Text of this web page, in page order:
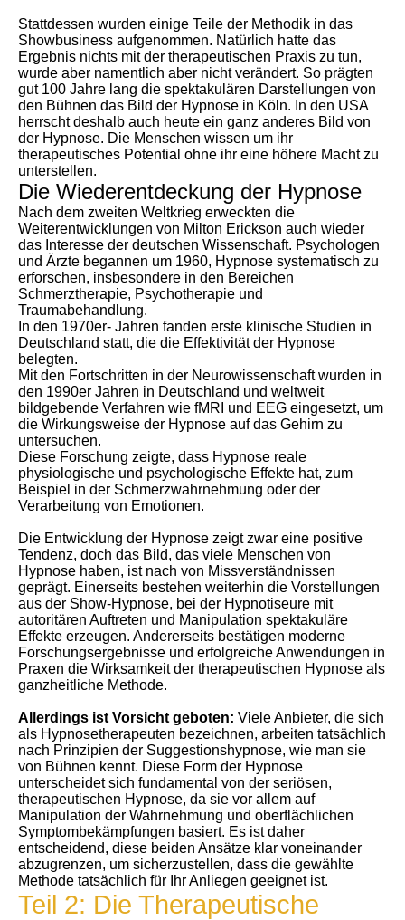
Stattdessen wurden einige Teile der Methodik in das
Showbusiness aufgenommen. Natürlich hatte das
Ergebnis nichts mit der therapeutischen Praxis zu tun,
wurde aber namentlich aber nicht verändert. So prägten
gut 100 Jahre lang die spektakulären Darstellungen von
den Bühnen das Bild der Hypnose in Köln. In den USA
herrscht deshalb auch heute ein ganz anderes Bild von
der Hypnose. Die Menschen wissen um ihr
therapeutisches Potential ohne ihr eine höhere Macht zu
unterstellen.
Die Wiederentdeckung der Hypnose
Nach dem zweiten Weltkrieg erweckten die
Weiterentwicklungen von Milton Erickson auch wieder
das Interesse der deutschen Wissenschaft. Psychologen
und Ärzte begannen um 1960, Hypnose systematisch zu
erforschen, insbesondere in den Bereichen
Schmerztherapie, Psychotherapie und
Traumabehandlung.
In den 1970er- Jahren fanden erste klinische Studien in
Deutschland statt, die die Effektivität der Hypnose
belegten.
Mit den Fortschritten in der Neurowissenschaft wurden in
den 1990er Jahren in Deutschland und weltweit
bildgebende Verfahren wie fMRI und EEG eingesetzt, um
die Wirkungsweise der Hypnose auf das Gehirn zu
untersuchen.
Diese Forschung zeigte, dass Hypnose reale
physiologische und psychologische Effekte hat, zum
Beispiel in der Schmerzwahrnehmung oder der
Verarbeitung von Emotionen.
Die Entwicklung der Hypnose zeigt zwar eine positive
Tendenz, doch das Bild, das viele Menschen von
Hypnose haben, ist nach von Missverständnissen
geprägt. Einerseits bestehen weiterhin die Vorstellungen
aus der Show-Hypnose, bei der Hypnotiseure mit
autoritären Auftreten und Manipulation spektakuläre
Effekte erzeugen. Andererseits bestätigen moderne
Forschungsergebnisse und erfolgreiche Anwendungen in
Praxen die Wirksamkeit der therapeutischen Hypnose als
ganzheitliche Methode.
Allerdings ist Vorsicht geboten: Viele Anbieter, die sich
als Hypnosetherapeuten bezeichnen, arbeiten tatsächlich
nach Prinzipien der Suggestionshypnose, wie man sie
von Bühnen kennt. Diese Form der Hypnose
unterscheidet sich fundamental von der seriösen,
therapeutischen Hypnose, da sie vor allem auf
Manipulation der Wahrnehmung und oberflächlichen
Symptombekämpfungen basiert. Es ist daher
entscheidend, diese beiden Ansätze klar voneinander
abzugrenzen, um sicherzustellen, dass die gewählte
Methode tatsächlich für Ihr Anliegen geeignet ist.
Teil 2: Die Therapeutische